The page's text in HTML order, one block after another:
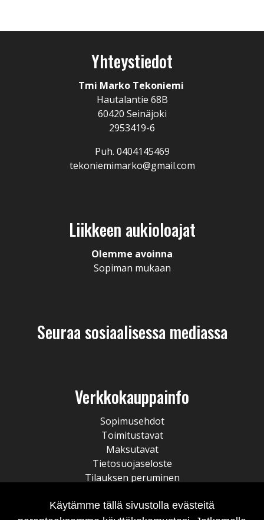
Yhteystiedot
Tmi Marko Tekoniemi
Hautalantie 68B
60420 Seinäjoki
2953419-6
Puh. 0404145469
tekoniemimarko@gmail.com
Liikkeen aukioloajat
Olemme avoinna
Sopiman mukaan
Seuraa sosiaalisessa mediassa
Verkkokauppainfo
Sopimusehdot
Toimitustavat
Maksutavat
Tietosuojaseloste
Tilauksen peruminen
Käytämme tällä sivustolla evästeitä